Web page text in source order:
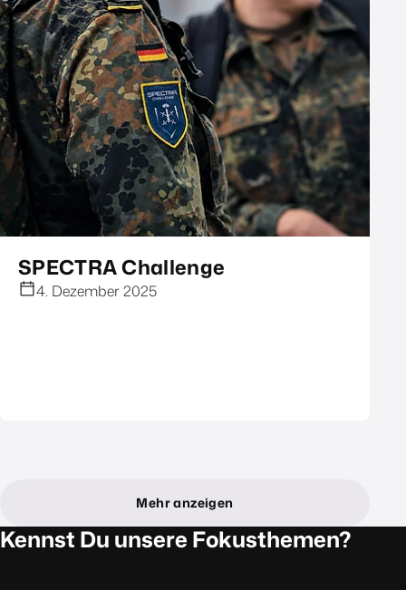
SPECTRA Challenge
4. Dezember 2025
Mehr anzeigen
Kennst Du unsere Fokusthemen?